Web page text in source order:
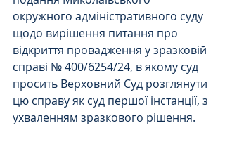
окружного адміністративного суду
щодо вирішення питання про
відкриття провадження у зразковій
справі № 400/6254/24, в якому суд
просить Верховний Суд розглянути
цю справу як суд першої інстанції, з
ухваленням зразкового рішення.